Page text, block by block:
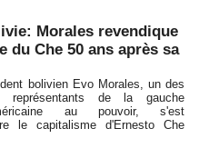
Morales revendique
du Che 50 ans après sa
bolivien Evo Morales, un des
représentants de la gauche
au pouvoir, s'est
le capitalisme d'Ernesto Che